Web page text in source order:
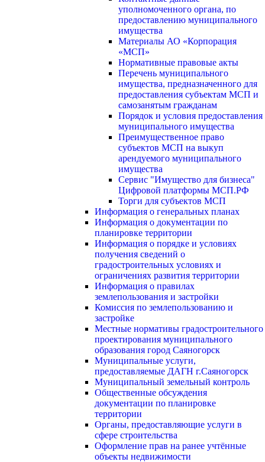
уполномоченного органа, по
предоставлению муниципального
имущества
Материалы АО «Корпорация
«МСП»
Нормативные правовые акты
Перечень муниципального
имущества, предназначенного для
предоставления субъектам МСП и
самозанятым гражданам
Порядок и условия предоставления
муниципального имущества
Преимущественное право
субъектов МСП на выкуп
арендуемого муниципального
имущества
Сервис "Имущество для бизнеса"
Цифровой платформы МСП.РФ
Торги для субъектов МСП
Информация о генеральных планах
Информация о документации по
планировке территории
Информация о порядке и условиях
получения сведений о
градостроительных условиях и
ограничениях развития территории
Информация о правилах
землепользования и застройки
Комиссия по землепользованию и
застройке
Местные нормативы градостроительного
проектирования муниципального
образования город Саяногорск
Муниципальные услуги,
предоставляемые ДАГН г.Саяногорск
Муниципальный земельный контроль
Общественные обсуждения
документации по планировке
территории
Органы, предоставляющие услуги в
сфере строительства
Оформление прав на ранее учтённые
объекты недвижимости